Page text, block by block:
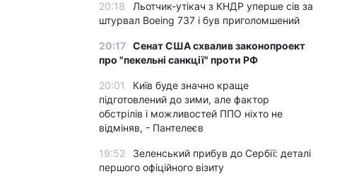
20:18
Льотчик-утікач з КНДР уперше сів за
штурвал Boeing 737 і був приголомшений
20:17 Сенат США схвалив законопроект
про "пекельні санкції" проти РФ
20:01
Київ буде значно краще
підготовлений до зими, але фактор
обстрілів і можливостей ППО ніхто не
відміняв, - Пантелеєв
19:52
Зеленський прибув до Сербії: деталі
першого офіційного візиту